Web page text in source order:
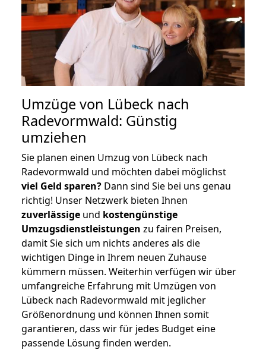
Umzüge von Lübeck nach
Radevormwald: Günstig
umziehen
Sie planen einen Umzug von Lübeck nach
Radevormwald und möchten dabei möglichst
viel Geld sparen? Dann sind Sie bei uns genau
richtig! Unser Netzwerk bieten Ihnen
zuverlässige und kostengünstige
Umzugsdienstleistungen zu fairen Preisen,
damit Sie sich um nichts anderes als die
wichtigen Dinge in Ihrem neuen Zuhause
kümmern müssen. Weiterhin verfügen wir über
umfangreiche Erfahrung mit Umzügen von
Lübeck nach Radevormwald mit jeglicher
Größenordnung und können Ihnen somit
garantieren, dass wir für jedes Budget eine
passende Lösung finden werden.